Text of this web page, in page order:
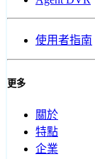
使用者指南
更多
關於
特點
企業